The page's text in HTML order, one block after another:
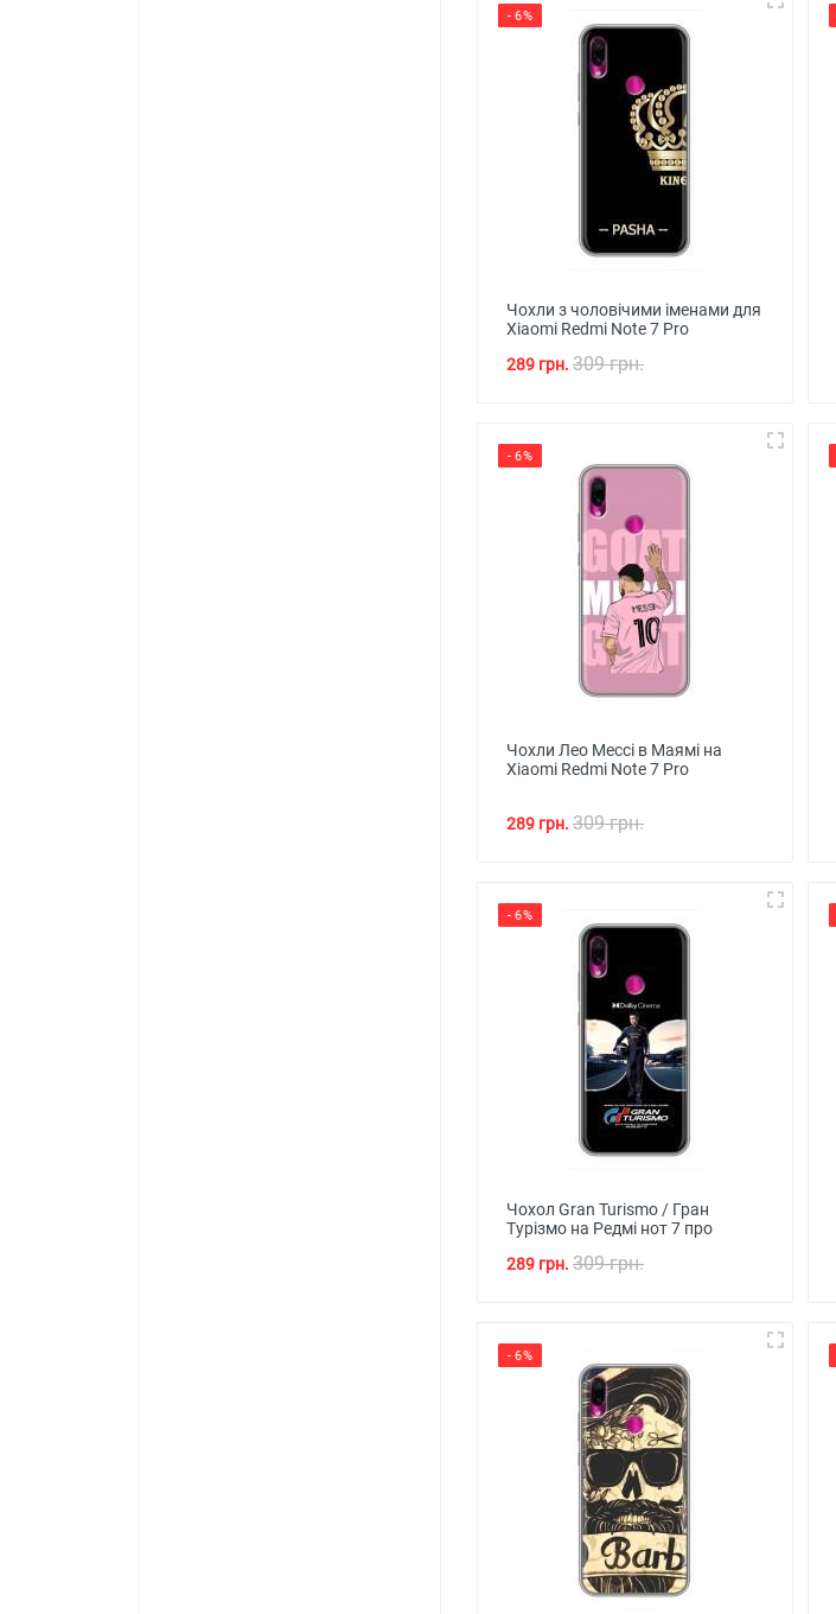
- 6%
Чохли з чоловічими іменами для
Xiaomi Redmi Note 7 Pro
289 грн. 309 грн.
- 6%
Чохли Лео Мессі в Маямі на
Xiaomi Redmi Note 7 Pro
289 грн. 309 грн.
- 6%
Чохол Gran Turismo / Гран
Турізмо на Редмі нот 7 про
289 грн. 309 грн.
- 6%